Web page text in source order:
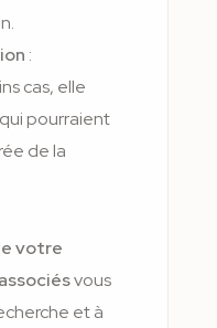
:
cas, elle
pourraient
de la
votre
vous
et à